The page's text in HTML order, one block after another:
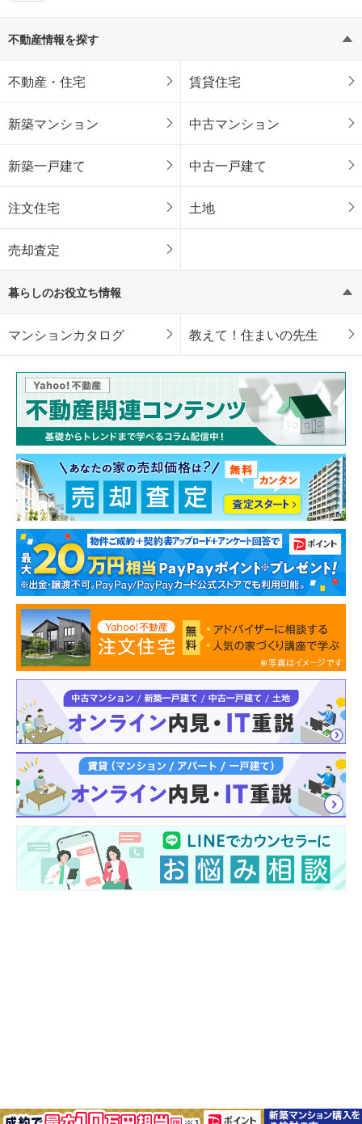
不動産情報を探す
不動産・住宅 賃貸住宅
新築マンション 中古マンション
新築一戸建て 中古一戸建て
注文住宅 土地
売却査定
暮らしのお役立ち情報
マンションカタログ 教えて！住まいの先生